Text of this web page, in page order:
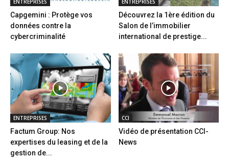
ENTREPRISES
Capgemini : Protège vos
données contre la
cybercriminalité
ENTREPRISES
Découvrez la 1ère édition du
Salon de l’immobilier
international de prestige...
ENTREPRISES
Factum Group: Nos
expertises du leasing et de la
gestion de...
CCI
Vidéo de présentation CCI-
News